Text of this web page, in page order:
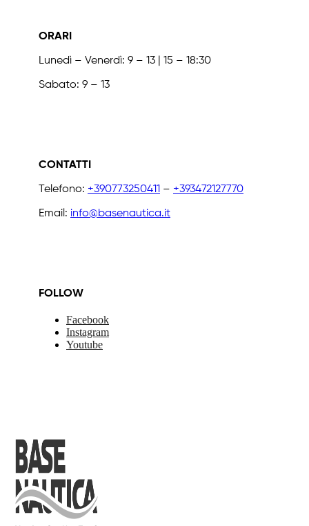
ORARI
Lunedì – Venerdì: 9 – 13 | 15 – 18:30
Sabato: 9 – 13
CONTATTI
Telefono: +390773250411 – +393472127770
Email: info@basenautica.it
FOLLOW
Facebook
Instagram
Youtube